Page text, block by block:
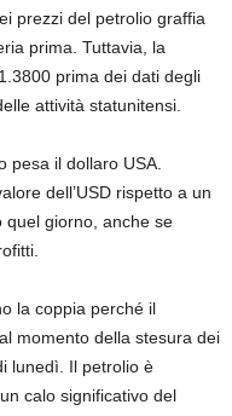
prezzi del petrolio graffia
prima. Tuttavia, la
prima dei dati degli
attività statunitensi.
pesa il dollaro USA.
dell’USD rispetto a un
quel giorno, anche se
la coppia perché il
momento della stesura dei
lunedì. Il petrolio è
calo significativo del